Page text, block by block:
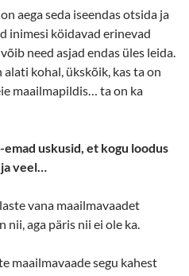
aega seda iseendas otsida ja
inimesi köidavad erinevad
need asjad endas üles leida.
kohal, ükskõik, kas ta on
maailmapildis… ta on ka
emad uskusid, et kogu loodus
ja veel…
vana maailmavaadet
nii, aga päris nii ei ole ka.
maailmavaade segu kahest